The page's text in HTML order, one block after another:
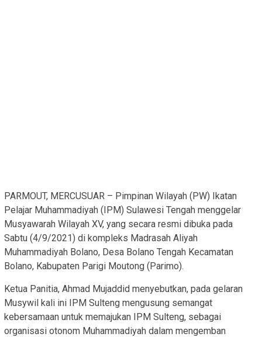
PARMOUT, MERCUSUAR – Pimpinan Wilayah (PW) Ikatan
Pelajar Muhammadiyah (IPM) Sulawesi Tengah menggelar
Musyawarah Wilayah XV, yang secara resmi dibuka pada
Sabtu (4/9/2021) di kompleks Madrasah Aliyah
Muhammadiyah Bolano, Desa Bolano Tengah Kecamatan
Bolano, Kabupaten Parigi Moutong (Parimo).
Ketua Panitia, Ahmad Mujaddid menyebutkan, pada gelaran
Musywil kali ini IPM Sulteng mengusung semangat
kebersamaan untuk memajukan IPM Sulteng, sebagai
organisasi otonom Muhammadiyah dalam mengemban